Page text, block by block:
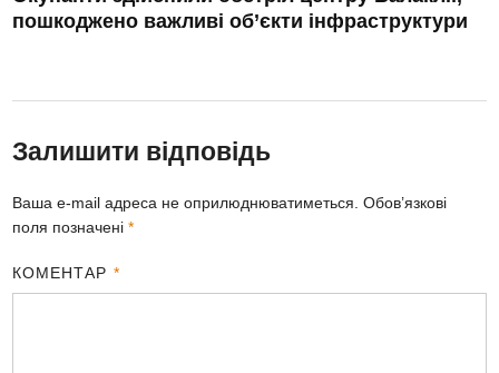
пошкоджено важливі об’єкти інфраструктури
Залишити відповідь
Ваша e-mail адреса не оприлюднюватиметься. Обов’язкові
поля позначені*
КОМЕНТАР *